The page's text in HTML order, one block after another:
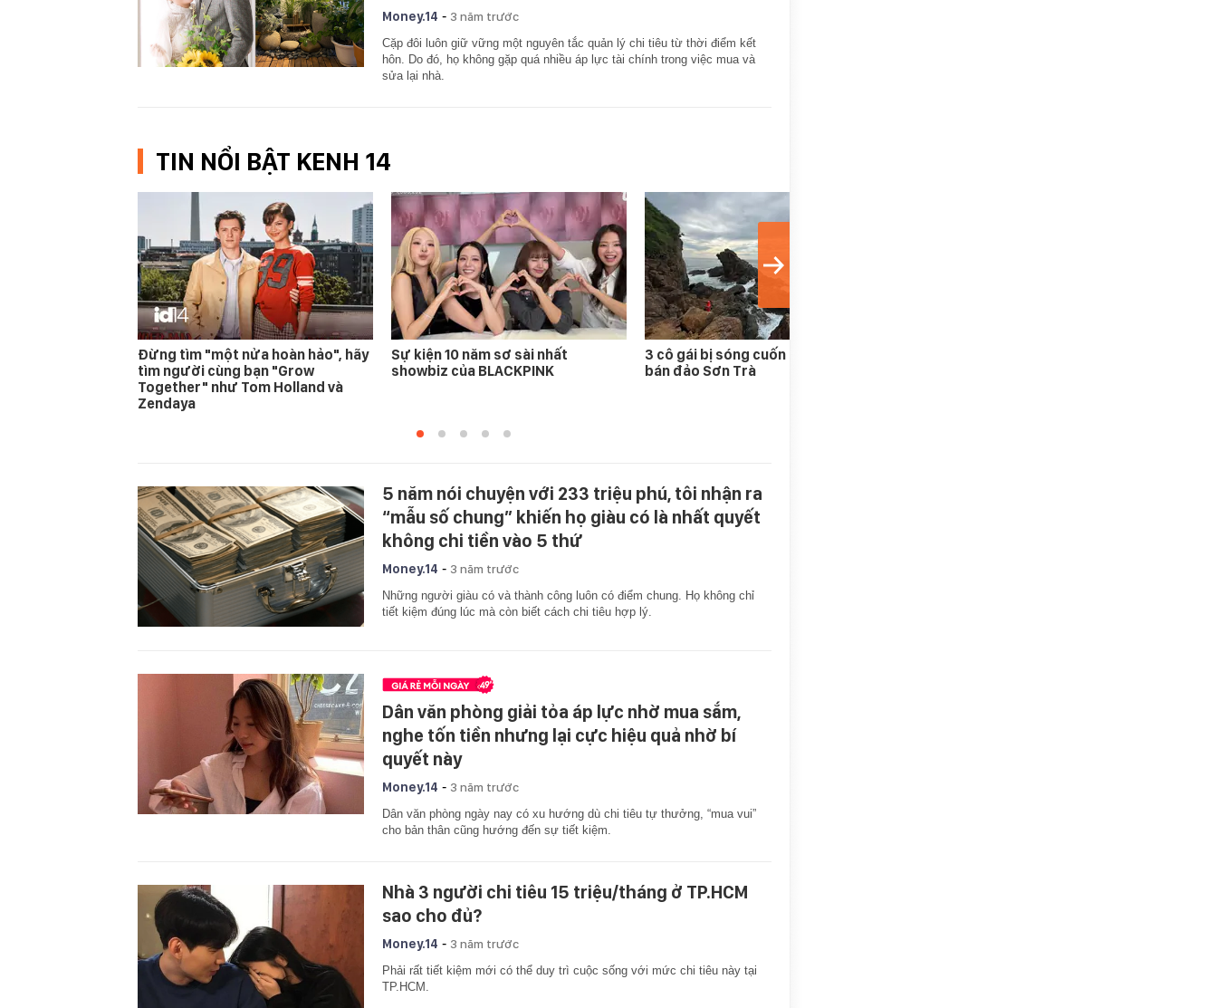
Money.14 - 3 năm trước
Cặp đôi luôn giữ vững một nguyên tắc quản lý chi tiêu từ thời điểm kết
hôn. Do đó, họ không gặp quá nhiều áp lực tài chính trong việc mua và
sửa lại nhà.
TIN NỔI BẬT KENH 14
Đừng tìm "một nửa hoàn hảo", hãy
tìm người cùng bạn "Grow
Together" như Tom Holland và
Zendaya
Sự kiện 10 năm sơ sài nhất
showbiz của BLACKPINK
3 cô gái bị sóng cuốn mất tích ở
bán đảo Sơn Trà
5 năm nói chuyện với 233 triệu phú, tôi nhận ra
“mẫu số chung” khiến họ giàu có là nhất quyết
không chi tiền vào 5 thứ
Money.14 - 3 năm trước
Những người giàu có và thành công luôn có điểm chung. Họ không chỉ
tiết kiệm đúng lúc mà còn biết cách chi tiêu hợp lý.
Dân văn phòng giải tỏa áp lực nhờ mua sắm,
nghe tốn tiền nhưng lại cực hiệu quả nhờ bí
quyết này
Money.14 - 3 năm trước
Dân văn phòng ngày nay có xu hướng dù chi tiêu tự thưởng, “mua vui”
cho bản thân cũng hướng đến sự tiết kiệm.
Nhà 3 người chi tiêu 15 triệu/tháng ở TP.HCM
sao cho đủ?
Money.14 - 3 năm trước
Phải rất tiết kiệm mới có thể duy trì cuộc sống với mức chi tiêu này tại
TP.HCM.